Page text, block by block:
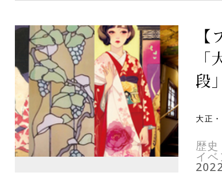
【
「
段
大正
歴
イ